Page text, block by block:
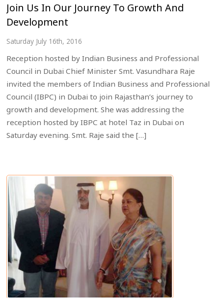
Join Us In Our Journey To Growth And
Development
Saturday July 16th, 2016
Reception hosted by Indian Business and Professional
Council in Dubai Chief Minister Smt. Vasundhara Raje
invited the members of Indian Business and Professional
Council (IBPC) in Dubai to join Rajasthan’s journey to
growth and development. She was addressing the
reception hosted by IBPC at hotel Taz in Dubai on
Saturday evening. Smt. Raje said the […]